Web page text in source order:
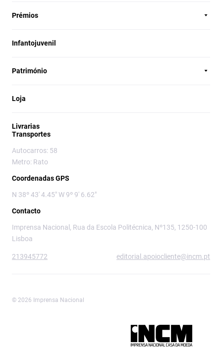
Prémios
Infantojuvenil
Património
Loja
Livrarias
Transportes
Autocarros: 58
Metro: Rato
Coordenadas GPS
N 38º 43' 4.45" W 9º 9' 6.62"
Contacto
Imprensa Nacional, Rua da Escola Politécnica, Nº135, 1250-100
Lisboa
213945772 editorial.apoiocliente@incm.pt
© 2026 Imprensa Nacional